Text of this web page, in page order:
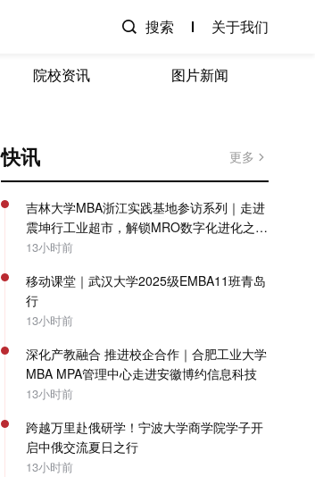
搜索 关于我们
院校资讯 图片新闻
快讯 更多
吉林大学MBA浙江实践基地参访系列｜走进
震坤行工业超市，解锁MRO数字化进化之
路！
13小时前
移动课堂｜武汉大学2025级EMBA11班青岛
行
13小时前
深化产教融合 推进校企合作｜合肥工业大学
MBA MPA管理中心走进安徽博约信息科技
13小时前
跨越万里赴俄研学！宁波大学商学院学子开
启中俄交流夏日之行
13小时前